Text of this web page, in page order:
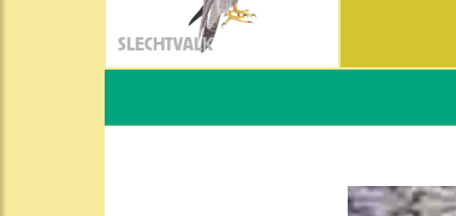
SLECHTVALK